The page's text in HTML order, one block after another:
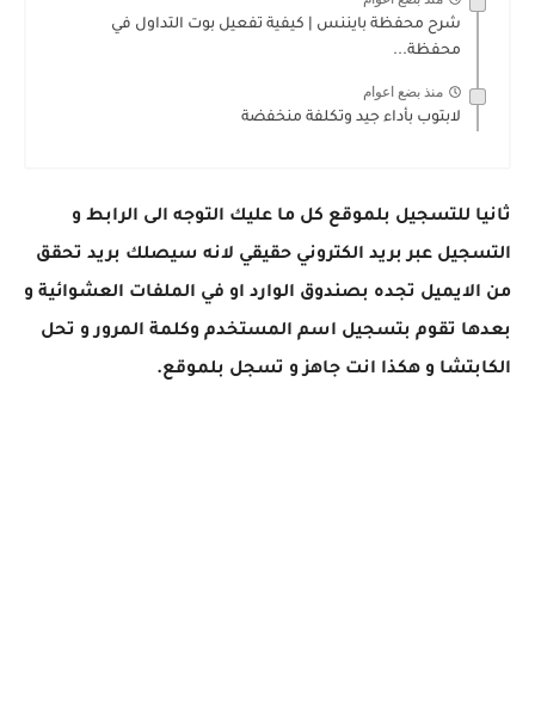
شرح محفظة بايننس | كيفية تفعيل بوت التداول في
محفظة...
منذ بضع اعوام
لابتوب بأداء جيد وتكلفة منخفضة
ثانيا للتسجيل بلموقع كل ما عليك التوجه الى الرابط و
التسجيل عبر بريد الكتروني حقيقي لانه سيصلك بريد تحقق
من الايميل تجده بصندوق الوارد او في الملفات العشوائية و
بعدها تقوم بتسجيل اسم المستخدم وكلمة المرور و تحل
الكابتشا و هكذا انت جاهز و تسجل بلموقع.